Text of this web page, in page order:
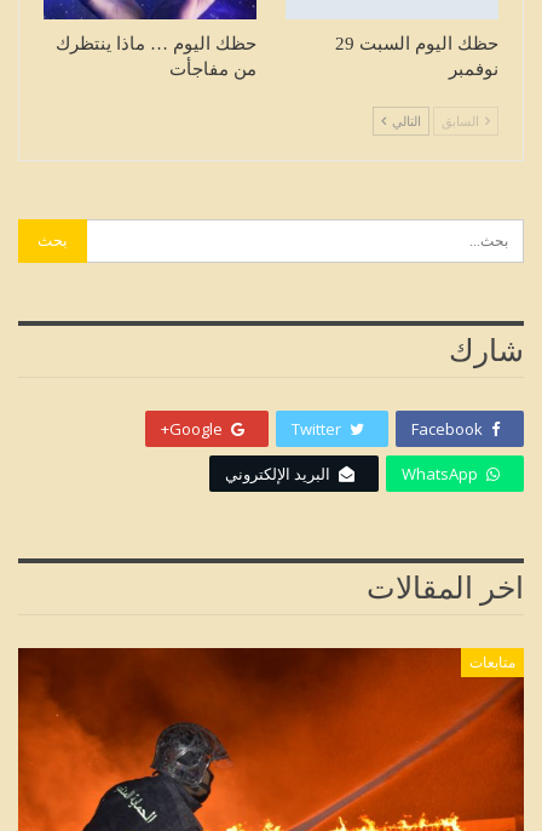
حظك اليوم السبت 29
نوفمبر
حظك اليوم … ماذا ينتظرك
من مفاجأت
السابق التالي
شارك
Facebook
Twitter
Google+
WhatsApp البريد الإلكتروني
اخر المقالات
متابعات